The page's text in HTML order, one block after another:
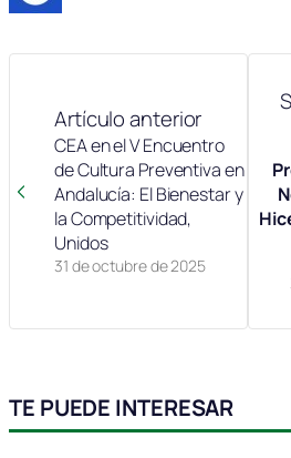
Artículo anterior
31 de octubre de 2025
CEA en el V Encuentro
de Cultura Preventiva en
Andalucía: El Bienestar y
la Competitividad,
Unidos
TE PUEDE INTERESAR